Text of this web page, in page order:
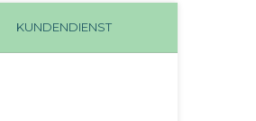
KUNDENDIENST